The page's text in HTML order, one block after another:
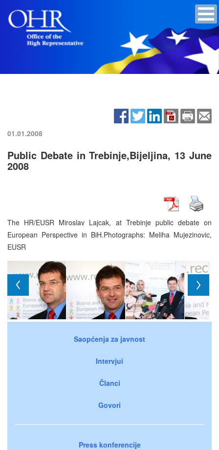
01.01.2008
Public Debate in Trebinje,Bijeljina, 13 June
2008
The HR/EUSR Miroslav Lajcak, at Trebinje public debate on
European Perspective in BiH.Photographs: Meliha Mujezinovic,
EUSR
Saopćenja za javnost
Intervjui
Članci
Govori
Press konferencije